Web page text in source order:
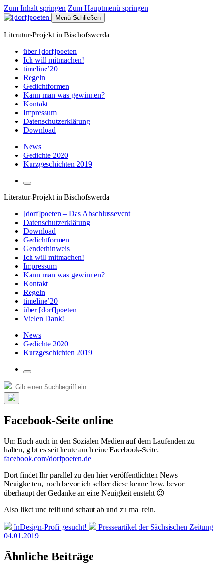
Zum Inhalt springen Zum Hauptmenü springen
Menü Schließen
Literatur-Projekt in Bischofswerda
über [dorf]poeten
Ich will mitmachen!
timeline’20
Regeln
Gedichtformen
Kann man was gewinnen?
Kontakt
Impressum
Datenschutzerklärung
Download
News
Gedichte 2020
Kurzgeschichten 2019
Suchfeld
umschalten
Literatur-Projekt in Bischofswerda
[dorf]poeten – Das Abschlussevent
Datenschutzerklärung
Download
Gedichtformen
Genderhinweis
Ich will mitmachen!
Impressum
Kann man was gewinnen?
Kontakt
Regeln
timeline’20
über [dorf]poeten
Vielen Dank!
News
Gedichte 2020
Kurzgeschichten 2019
Suchfeld
umschalten
Suche
nach:
Suchen
Such-
verbergen
Facebook-Seite online
Um Euch auch in den Sozialen Medien auf dem Laufenden zu
halten, gibt es seit heute auch eine Facebook-Seite:
facebook.com/dorfpoeten.de
Dort findet Ihr parallel zu den hier veröffentlichten News
Neuigkeiten, noch bevor ich selber diese kenne bzw. bevor
überhaupt der Gedanke an eine Neuigkeit ensteht 😉
Also liket und teilt und schaut ab und zu mal rein.
Vorheriger
Beitrag:
InDesign-Profi gesucht!
Nächster
Presseartikel der Sächsischen Zeitung
04.01.2019
Ähnliche Beiträge